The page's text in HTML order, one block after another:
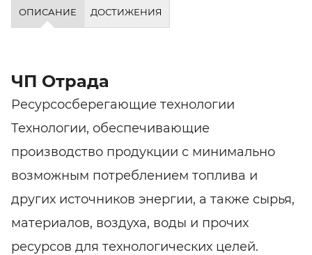
ОПИСАНИЕ ДОСТИЖЕНИЯ
ЧП Отрада
Ресурсосберегающие технологии
Технологии, обеспечивающие
производство продукции с минимально
возможным потреблением топлива и
других источников энергии, а также сырья,
материалов, воздуха, воды и прочих
ресурсов для технологических целей.